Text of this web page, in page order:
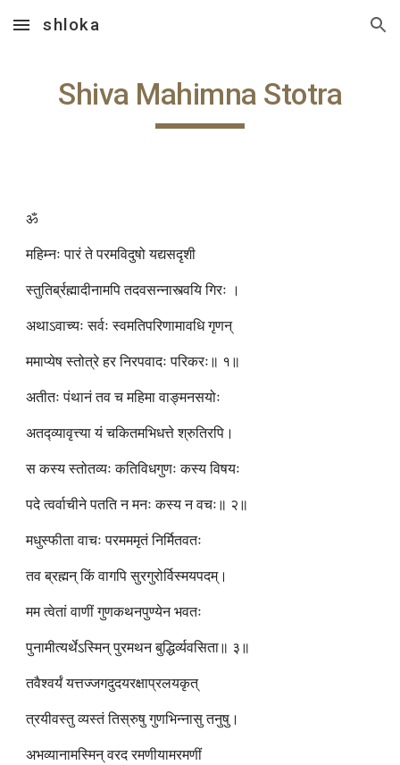
Skip to main content Skip to navigation
shloka
Shiva Mahimna Stotra
ॐ
महिम्नः पारं ते परमविदुषो यद्यसदृशी
स्तुतिर्ब्रह्मादीनामपि तदवसन्नास्त्वयि गिरः ।
अथाऽवाच्यः सर्वः स्वमतिपरिणामावधि गृणन्
ममाप्येष स्तोत्रे हर निरपवादः परिकरः॥ १॥
अतीतः पंथानं तव च महिमा वाङ्मनसयोः
अतद्व्यावृत्त्या यं चकितमभिधत्ते श्रुतिरपि।
स कस्य स्तोतव्यः कतिविधगुणः कस्य विषयः
पदे त्वर्वाचीने पतति न मनः कस्य न वचः॥ २॥
मधुस्फीता वाचः परमममृतं निर्मितवतः
तव ब्रह्मन् किं वागपि सुरगुरोर्विस्मयपदम्।
मम त्वेतां वाणीं गुणकथनपुण्येन भवतः
पुनामीत्यर्थेऽस्मिन् पुरमथन बुद्धिर्व्यवसिता॥ ३॥
तवैश्वर्यं यत्तज्जगदुदयरक्षाप्रलयकृत्
त्रयीवस्तु व्यस्तं तिस्रुषु गुणभिन्नासु तनुषु।
अभव्यानामस्मिन् वरद रमणीयामरमणीं